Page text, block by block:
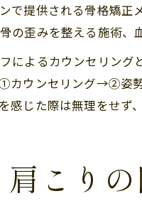
で提供される骨格矯
の歪みを整える施術、
によるカウンセリン
①カウンセリング→②
感じた際は無理をせず
こり